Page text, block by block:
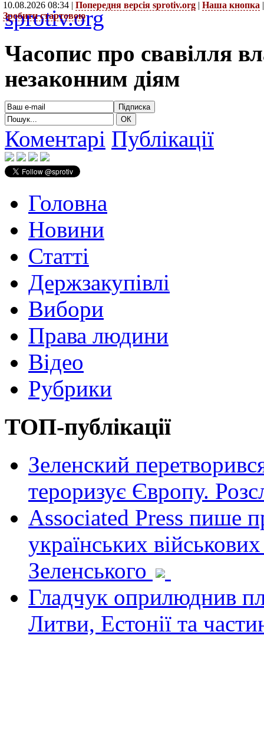
10.08.2026 08:34 | Попередня версія sprotiv.org | Наша кнопка
Зробити стартовою
sprotiv.org
Часопис про свавілля
незаконним діям
Коментарі Публікації
Головна
Новини
Статті
Держзакупівлі
Вибори
Права людини
Відео
Рубрики
ТОП-публікації
Зеленский
тероризує Європу.
Associated Press пише
українських
Зеленського
Гладчук оприлюднив
Литви, Естонії та